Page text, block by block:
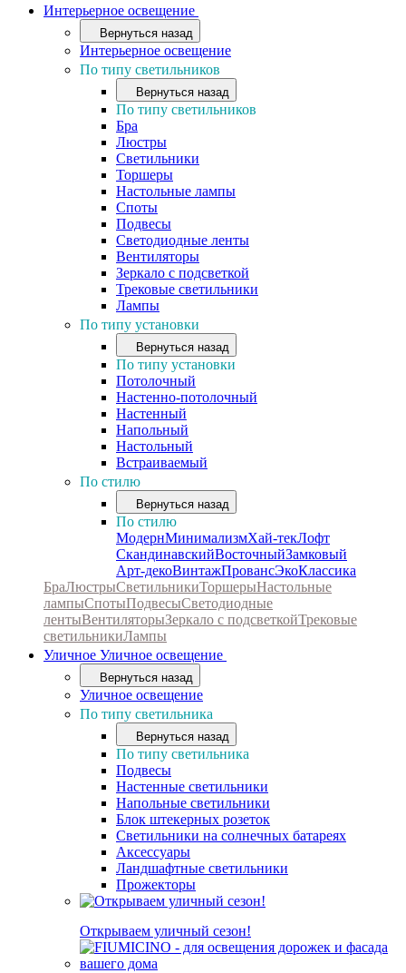
Интерьерное освещение
Вернуться назад
Интерьерное освещение
По типу светильников
Вернуться назад
По типу светильников
Бра
Люстры
Светильники
Торшеры
Настольные лампы
Споты
Подвесы
Светодиодные ленты
Вентиляторы
Зеркало с подсветкой
Трековые светильники
Лампы
По типу установки
Вернуться назад
По типу установки
Потолочный
Настенно-потолочный
Настенный
Напольный
Настольный
Встраиваемый
По стилю
Вернуться назад
По стилю
МодернМинимализмХай-текЛофт
СкандинавскийВосточныйЗамковый
Арт-декоВинтажПровансЭкоКлассика
БраЛюстрыСветильникиТоршерыНастольные
лампыСпотыПодвесыСветодиодные
лентыВентиляторыЗеркало с подсветкойТрековые
светильникиЛампы
Уличное Уличное освещение
Вернуться назад
Уличное освещение
По типу светильника
Вернуться назад
По типу светильника
Подвесы
Настенные светильники
Напольные светильники
Блок штекерных розеток
Светильники на солнечных батареях
Аксессуары
Ландшафтные светильники
Прожекторы
Открываем уличный сезон!